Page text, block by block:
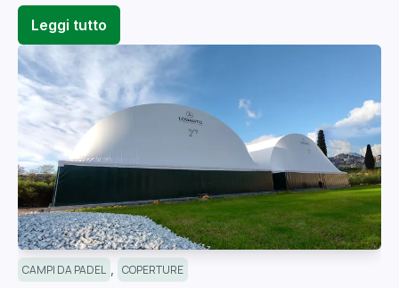
Leggi tutto
CAMPI DA PADEL COPERTURE